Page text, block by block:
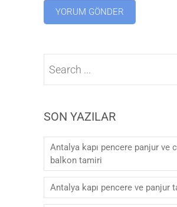
SON YAZILAR
Antalya kapı pencere panjur ve
balkon tamiri
Antalya kapı pencere ve panjur